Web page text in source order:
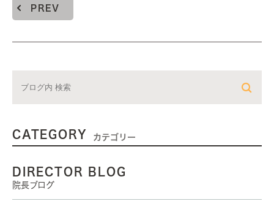
PREV
CATEGORY カテゴリー
DIRECTOR BLOG
院長ブログ